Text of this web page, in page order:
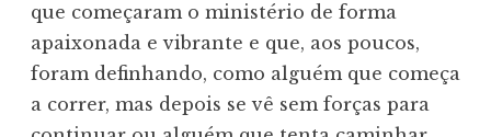
que começaram o ministério de forma
apaixonada e vibrante e que, aos poucos,
foram definhando, como alguém que começa
a correr, mas depois se vê sem forças para